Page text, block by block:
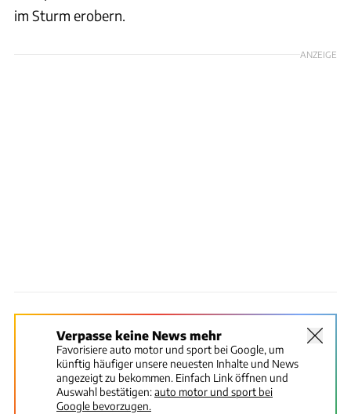
im Sturm erobern.
ANZEIGE
Verpasse keine News mehr
Favorisiere auto motor und sport bei Google, um
künftig häufiger unsere neuesten Inhalte und News
angezeigt zu bekommen. Einfach Link öffnen und
Auswahl bestätigen:auto motor und sport bei
Google bevorzugen.